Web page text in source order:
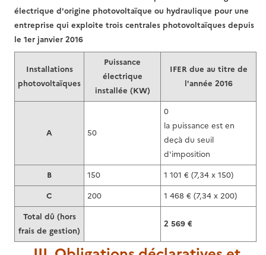
Installations
photovoltaïques
Puissance
électrique
installée (KW)
IFER due au titre de
l'année 2016
A 50
0
la puissance est en
deçà du seuil
d'imposition
B
150
1 101 € (7,34 x 150)
C
200
1 468 € (7,34 x 200)
Total dû (hors
frais de gestion)
2 569 €
électrique d'origine photovoltaïque ou hydraulique pour une
entreprise qui exploite trois centrales photovoltaïques depuis
le 1er janvier 2016